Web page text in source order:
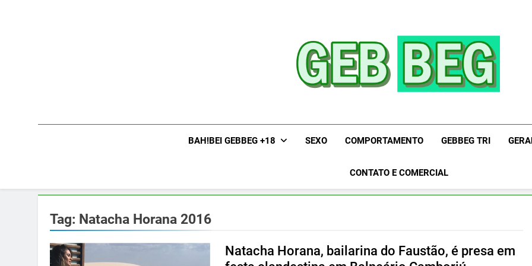
Gebbeg | Ensaio
De Apostas E
|Musas Brasileiras | Fotos Sensuais | Ensaios
BAH!BEI GEBBEG +18 SEXO COMPORTAMENTO GEBBEG TRI
CONTATO E COMERCIAL
Tag: Natacha Horana 2016
Natacha Horana, bailarina do Faustão, é presa em